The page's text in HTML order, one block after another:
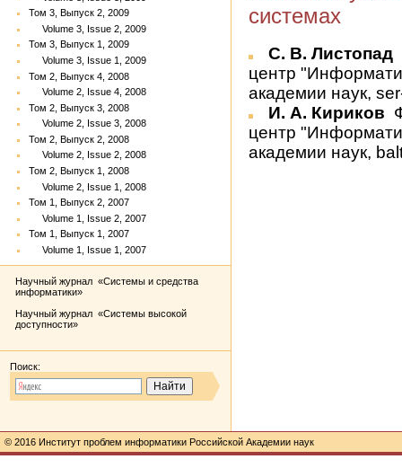
Том 3, Выпуск 2, 2009
Volume 3, Issue 2, 2009
Том 3, Выпуск 1, 2009
Volume 3, Issue 1, 2009
Том 2, Выпуск 4, 2008
Volume 2, Issue 4, 2008
Том 2, Выпуск 3, 2008
Volume 2, Issue 3, 2008
Том 2, Выпуск 2, 2008
Volume 2, Issue 2, 2008
Том 2, Выпуск 1, 2008
Volume 2, Issue 1, 2008
Том 1, Выпуск 2, 2007
Volume 1, Issue 2, 2007
Том 1, Выпуск 1, 2007
Volume 1, Issue 1, 2007
Научный журнал «Системы и средства
информатики»
Научный журнал «Системы высокой
доступности»
Поиск:
системах
С. В. Листопад
центр
академии наук,
И. А. Кириков
центр
академии наук,
© 2016 Институт проблем информатики Российской Академии наук